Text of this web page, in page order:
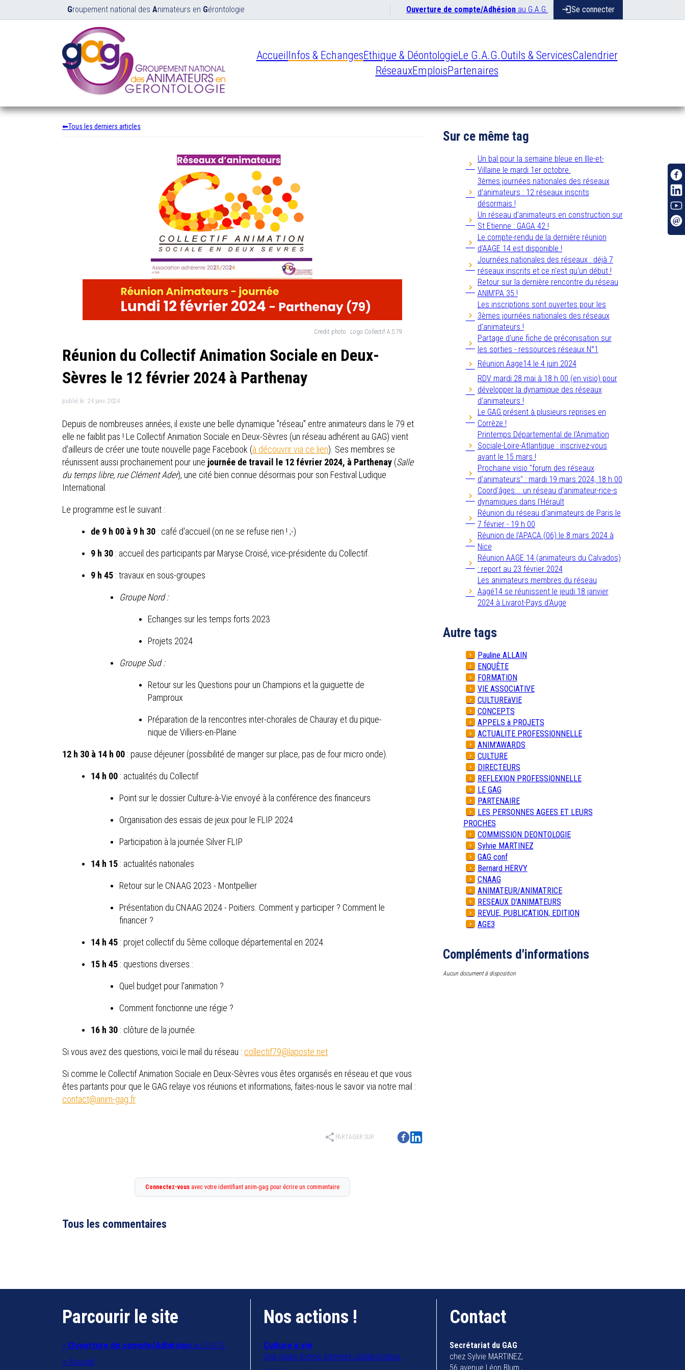
Groupement national des Animateurs en Gérontologie Ouverture de compte/Adhésion au G.A.G. loginSe connecter
AccueilInfos & EchangesEthique & DéontologieLe G.A.G.Outils & ServicesCalendrier
RéseauxEmploisPartenaires
Tous les derniers articles
Credit photo : Logo Collectif A.S 79
Réunion du Collectif Animation Sociale en Deux-
Sèvres le 12 février 2024 à Parthenay
publié le : 24 janv. 2024
Depuis de nombreuses années, il existe une belle dynamique "réseau" entre animateurs dans le 79 et
elle ne faiblit pas ! Le Collectif Animation Sociale en Deux-Sèvres (un réseau adhérent au GAG) vient
d'ailleurs de créer une toute nouvelle page Facebook (à découvrir via ce lien). Ses membres se
réunissent aussi prochainement pour une journée de travail le 12 février 2024, à Parthenay (Salle
du temps libre, rue Clément Ader), une cité bien connue désormais pour son Festival Ludique
International.
Le programme est le suivant :
de 9 h 00 à 9 h 30 : café d'accueil (on ne se refuse rien ! ;-)
9 h 30 : accueil des participants par Maryse Croisé, vice-présidente du Collectif.
9 h 45 : travaux en sous-groupes
Groupe Nord :
Echanges sur les temps forts 2023
Projets 2024
Groupe Sud :
Retour sur les Questions pour un Champions et la guiguette de
Pamproux
Préparation de la rencontres inter-chorales de Chauray et du pique-
nique de Villiers-en-Plaine
12 h 30 à 14 h 00 : pause déjeuner (possibilité de manger sur place, pas de four micro onde).
14 h 00 : actualités du Collectif
Point sur le dossier Culture-à-Vie envoyé à la conférence des financeurs
Organisation des essais de jeux pour le FLIP 2024
Participation à la journée Silver FLIP
14 h 15 : actualités nationales
Retour sur le CNAAG 2023 - Montpellier
Présentation du CNAAG 2024 - Poitiers. Comment y participer ? Comment le
financer ?
14 h 45 : projet collectif du 5ème colloque départemental en 2024.
15 h 45 : questions diverses :
Quel budget pour l'animation ?
Comment fonctionne une régie ?
16 h 30 : clôture de la journée.
Si vous avez des questions, voici le mail du réseau : collectif79@laposte.net
Si comme le Collectif Animation Sociale en Deux-Sèvres vous êtes organisés en réseau et que vous
êtes partants pour que le GAG relaye vos réunions et informations, faites-nous le savoir via notre mail :
contact@anim-gag.fr
share PARTAGER SUR :
Connectez-vousavec votre identifiant anim-gag pour écrire un commentaire
Tous les commentaires
Sur ce même tag
Un bal pour la semaine bleue en Ille-et-
Villaine le mardi 1er octobre.
3èmes journées nationales des réseaux
d'animateurs : 12 réseaux inscrits
désormais !
Un réseau d'animateurs en construction sur
St Etienne : GAGA 42 !
Le compte-rendu de la dernière réunion
d'AAGE 14 est disponible !
Journées nationales des réseaux : déjà 7
réseaux inscrits et ce n'est qu'un début !
Retour sur la dernière rencontre du réseau
ANIM'PA 35 !
Les inscriptions sont ouvertes pour les
3èmes journées nationales des réseaux
d'animateurs !
Partage d'une fiche de préconisation sur
les sorties - ressources réseaux N°1
Réunion Aage14 le 4 juin 2024
RDV mardi 28 mai à 18 h 00 (en visio) pour
développer la dynamique des réseaux
d'animateurs !
Le GAG présent à plusieurs reprises en
Corrèze !
Printemps Départemental de l'Animation
Sociale-Loire-Atlantique : inscrivez-vous
avant le 15 mars !
Prochaine visio "forum des réseaux
d'animateurs" : mardi 19 mars 2024, 18 h 00
Coord'âges....un réseau d'animateur-rice-s
dynamiques dans l'Hérault
Réunion du réseau d'animateurs de Paris le
7 février - 19 h 00
Réunion de l'APACA (06) le 8 mars 2024 à
Nice
Réunion AAGE 14 (animateurs du Calvados)
: report au 23 février 2024
Les animateurs membres du réseau
Aagé14 se réunissent le jeudi 18 janvier
2024 à Livarot-Pays d'Auge
Autre tags
Pauline ALLAIN
ENQUÊTE
FORMATION
VIE ASSOCIATIVE
CULTUREàVIE
CONCEPTS
APPELS à PROJETS
ACTUALITE PROFESSIONNELLE
ANIM'AWARDS
CULTURE
DIRECTEURS
REFLEXION PROFESSIONNELLE
LE GAG
PARTENAIRE
LES PERSONNES AGEES ET LEURS
PROCHES
COMMISSION DEONTOLOGIE
Sylvie MARTINEZ
GAG conf
Bernard HERVY
CNAAG
ANIMATEUR/ANIMATRICE
RESEAUX D'ANIMATEURS
REVUE, PUBLICATION, EDITION
AGE3
Compléments d'informations
Aucun document à disposition
Parcourir le site
Ouverture de compte/Adhésion au G.A.G.
Accueil
Nos actions !
Culture à vie
Une plate-forme Internet collaborative.
Contact
Secrétariat du GAG
chez Sylvie MARTINEZ,
56 avenue Léon Blum ,